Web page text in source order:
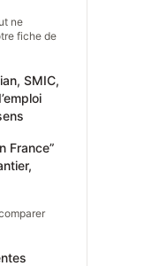
ne
fiche de
SMIC,
France”